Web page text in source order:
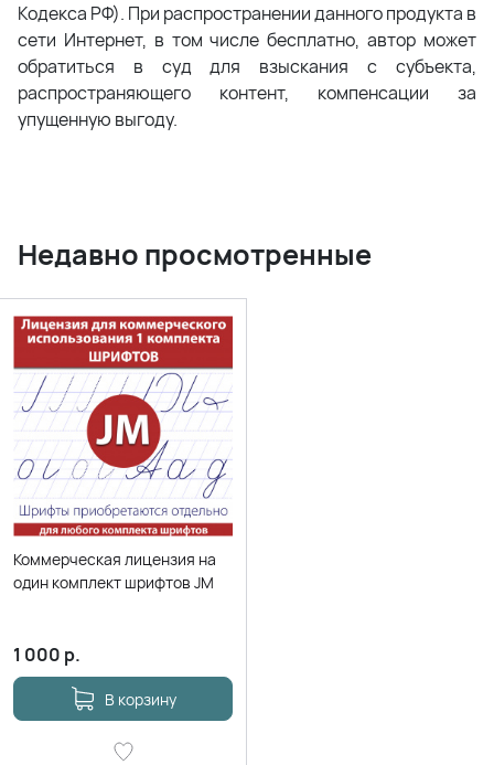
Кодекса РФ). При распространении данного продукта в
сети Интернет, в том числе бесплатно, автор может
обратиться в суд для взыскания с субъекта,
распространяющего контент, компенсации за
упущенную выгоду.
Недавно просмотренные
Коммерческая лицензия на
один комплект шрифтов JM
1 000 р.
В корзину